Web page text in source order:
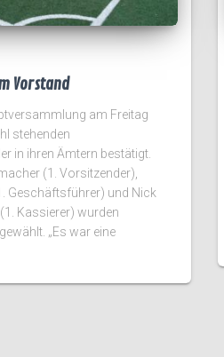
Vorstand
am Freitag
stehenden
in ihren Ämtern bestätigt.
(1. Vorsitzender),
Geschäftsführer) und Nick
Kassierer) wurden
„Es war eine